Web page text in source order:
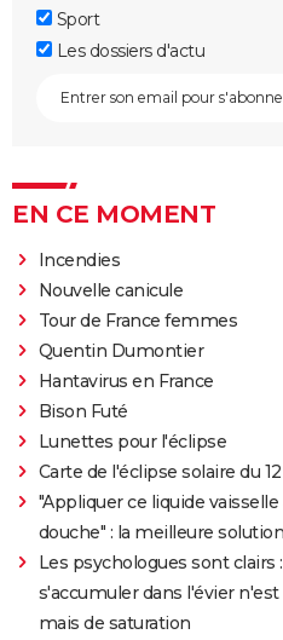
Sport
Les dossiers d'actu
EN CE MOMENT
Incendies
Nouvelle canicule
Tour de France femmes
Quentin Dumontier
Hantavirus en France
Bison Futé
Lunettes pour l'éclipse
Carte de l'éclipse solaire du
"Appliquer ce liquide
douche" : la meilleure
Les psychologues sont clairs
s'accumuler dans l'évier
mais de saturation